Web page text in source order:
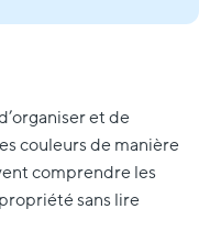
et de
couleurs de manière
comprendre les
sans lire